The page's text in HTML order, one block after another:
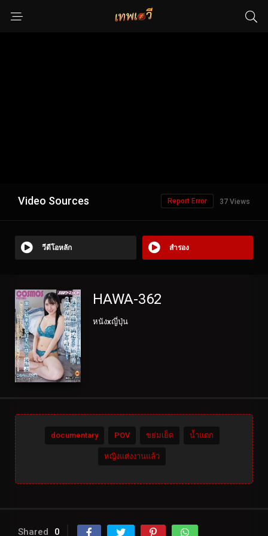
Video Sources 37 Views
Report Error
วีดีโอหลัก สำรอง
HAWA-362
หนังxญี่ปุ่น
documentary POV ขย่มเย็ด น้ำแตก
หญิงแต่งงานแล้ว
Shared 0